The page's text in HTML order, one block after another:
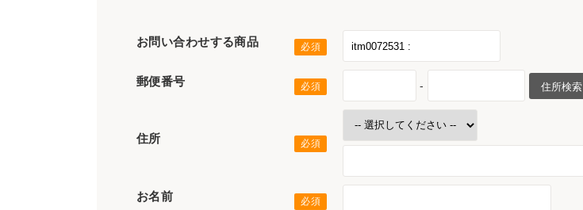
お問い合わせする商品
郵便番号 - 住所検索
住所
お名前